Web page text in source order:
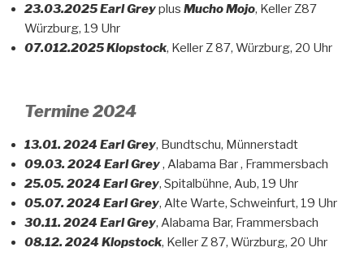
23.03.2025 Earl Greyplus Mucho Mojo, Keller Z87
Würzburg, 19 Uhr
07.012.2025 Klopstock, Keller Z 87, Würzburg, 20 Uhr
Termine 2024
13.01. 2024 Earl Grey, Bundtschu, Münnerstadt
09.03. 2024 Earl Grey, Alabama Bar , Frammersbach
25.05. 2024 Earl Grey, Spitalbühne, Aub, 19 Uhr
05.07. 2024 Earl Grey, Alte Warte, Schweinfurt, 19 Uhr
30.11. 2024 Earl Grey, Alabama Bar, Frammersbach
08.12. 2024 Klopstock, Keller Z 87, Würzburg, 20 Uhr